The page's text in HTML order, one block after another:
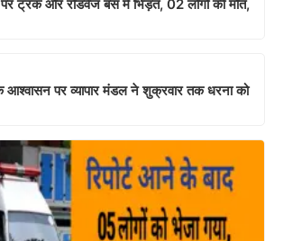
पर ट्रक और रोडवेज बस में भिड़ंत, 02 लोगों की मौत,
आश्वासन पर व्यापार मंडल ने शुक्रवार तक धरना को